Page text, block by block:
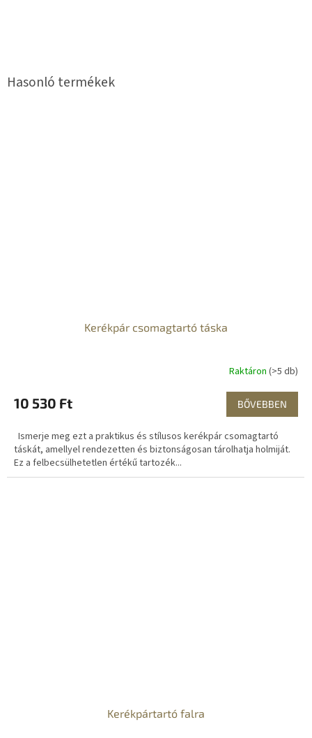
Kerékpár csomagtartó táska
Raktáron (>5 db)
10 530 Ft BŐVEBBEN
Ismerje meg ezt a praktikus és stílusos kerékpár csomagtartó
táskát, amellyel rendezetten és biztonságosan tárolhatja holmiját.
Ez a felbecsülhetetlen értékű tartozék...
Kerékpártartó falra